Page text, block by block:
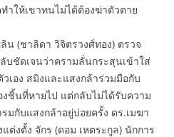
ำให้เขาทนไม่ได้ต้องฆ่าตัวตาย
น (ชาลิดา วิจิตรวงศ์ทอง) ตรวจ
บชัดเจนว่าครามลั่นกระสุนเข้าใส่
เอง สมิงและแสงกล้าร่วมมือกับ
ชิ้นที่หายไป แต่กลับไม่ได้รับความ
มกับแสงกล้าอยู่บ่อยครั้ง ดร.เมฆา
งตั้ง จักร (ดอม เหตระกูล) นักการ